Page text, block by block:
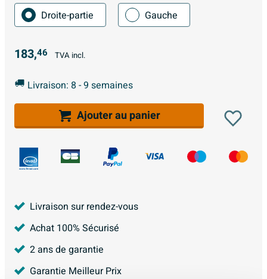
Droite-partie Gauche
183,46 TVA incl.
Livraison: 8 - 9 semaines
Ajouter au panier
Livraison sur rendez-vous
Achat 100% Sécurisé
2 ans de garantie
Garantie Meilleur Prix